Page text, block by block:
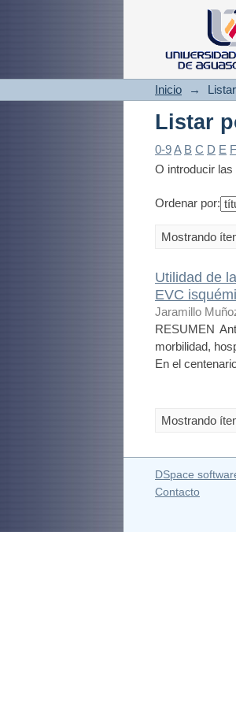
Listar
Inicio →
Listar
0-9A B C D E F
O introducir
Ordenar por:
Mostrando
Utilidad de
EVC
Jaramillo
RESUMEN
morbilidad,
En el
Mostrando
DSpace
Contacto